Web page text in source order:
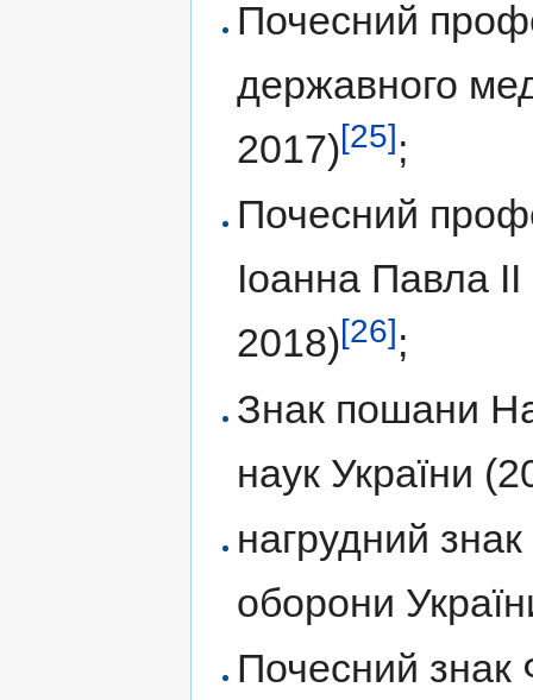
Почесний
державного
2017)[25];
Почесний
Іоанна Павла
2018)[26];
Знак пошани
наук України
нагрудний
оборони
Почесний знак